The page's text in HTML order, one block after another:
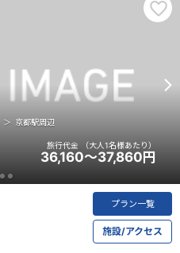
プラン一覧
施設/アクセス
京都駅周辺
旅行代金 （大人1名様あたり）
36,160～37,860 円